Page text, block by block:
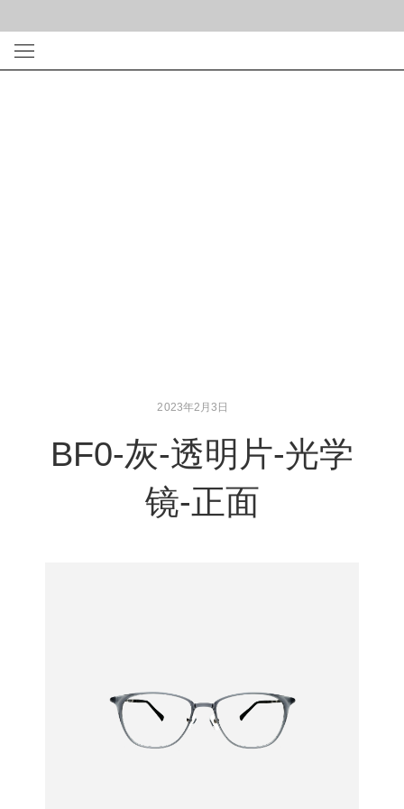
2023年2月3日
BF0-灰-透明片-光学
镜-正面